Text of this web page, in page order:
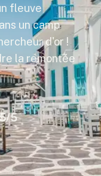
fleuve
un camp
d'or !
la remontée
/5